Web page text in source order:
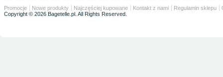
Promocje Nowe produkty Najczęściej kupowane Kontakt z nami Regulamin sklepu
Copyright © 2026 Bagetelle.pl. All Rights Reserved.